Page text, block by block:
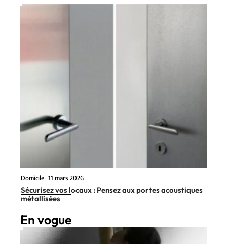
Domicile 11 mars 2026
Sécurisez vos locaux : Pensez aux portes acoustiques
métallisées
En vogue